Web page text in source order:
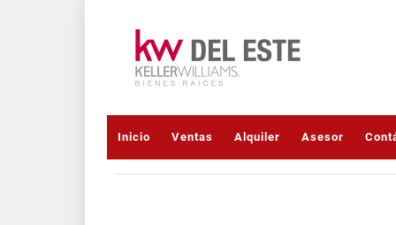
Inicio Ventas Alquiler Asesor